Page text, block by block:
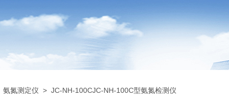
氨氮测定仪 > JC-NH-100CJC-NH-100C型氨氮检测仪